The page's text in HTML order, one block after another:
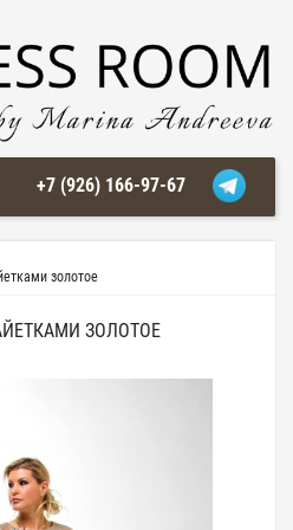
+7 (926) 166-97-67
золотое
ЗОЛОТОЕ